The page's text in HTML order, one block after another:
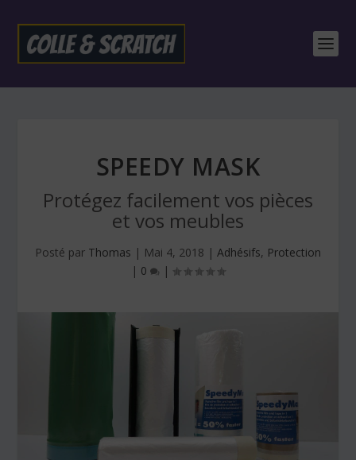
SPEEDY MASK
Protégez facilement vos pièces
et vos meubles
Posté par Thomas | Mai 4, 2018 | Adhésifs, Protection
| 0 |